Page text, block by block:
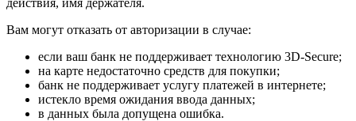
Вам могут отказать от авторизации в случае:
если ваш банк не поддерживает технологию 3D-Secure;
на карте недостаточно средств для покупки;
банк не поддерживает услугу платежей в интернете;
истекло время ожидания ввода данных;
в данных была допущена ошибка.